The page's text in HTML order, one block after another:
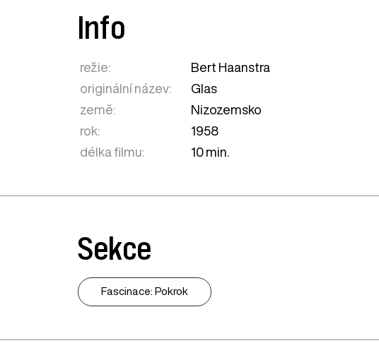
Info
režie:
Bert Haanstra
originální název:
Glas
země:
Nizozemsko
rok:
1958
délka filmu:
10 min.
Sekce
Fascinace: Pokrok